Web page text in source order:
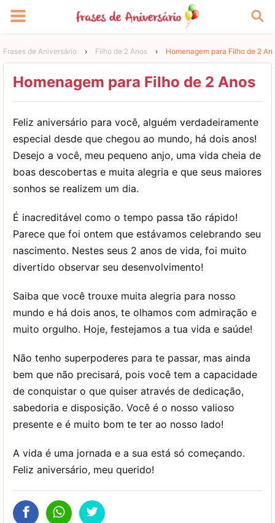
Frases de Aniversário › Filho de 2 Anos › Homenagem para Filho de 2
Homenagem para Filho de 2 Anos
Feliz aniversário para você, alguém verdadeiramente
especial desde que chegou ao mundo, há dois anos!
Desejo a você, meu pequeno anjo, uma vida cheia de
boas descobertas e muita alegria e que seus maiores
sonhos se realizem um dia.
É inacreditável como o tempo passa tão rápido!
Parece que foi ontem que estávamos celebrando seu
nascimento. Nestes seus 2 anos de vida, foi muito
divertido observar seu desenvolvimento!
Saiba que você trouxe muita alegria para nosso
mundo e há dois anos, te olhamos com admiração e
muito orgulho. Hoje, festejamos a tua vida e saúde!
Não tenho superpoderes para te passar, mas ainda
bem que não precisará, pois você tem a capacidade
de conquistar o que quiser através de dedicação,
sabedoria e disposição. Você é o nosso valioso
presente e é muito bom te ter ao nosso lado!
A vida é uma jornada e a sua está só começando.
Feliz aniversário, meu querido!